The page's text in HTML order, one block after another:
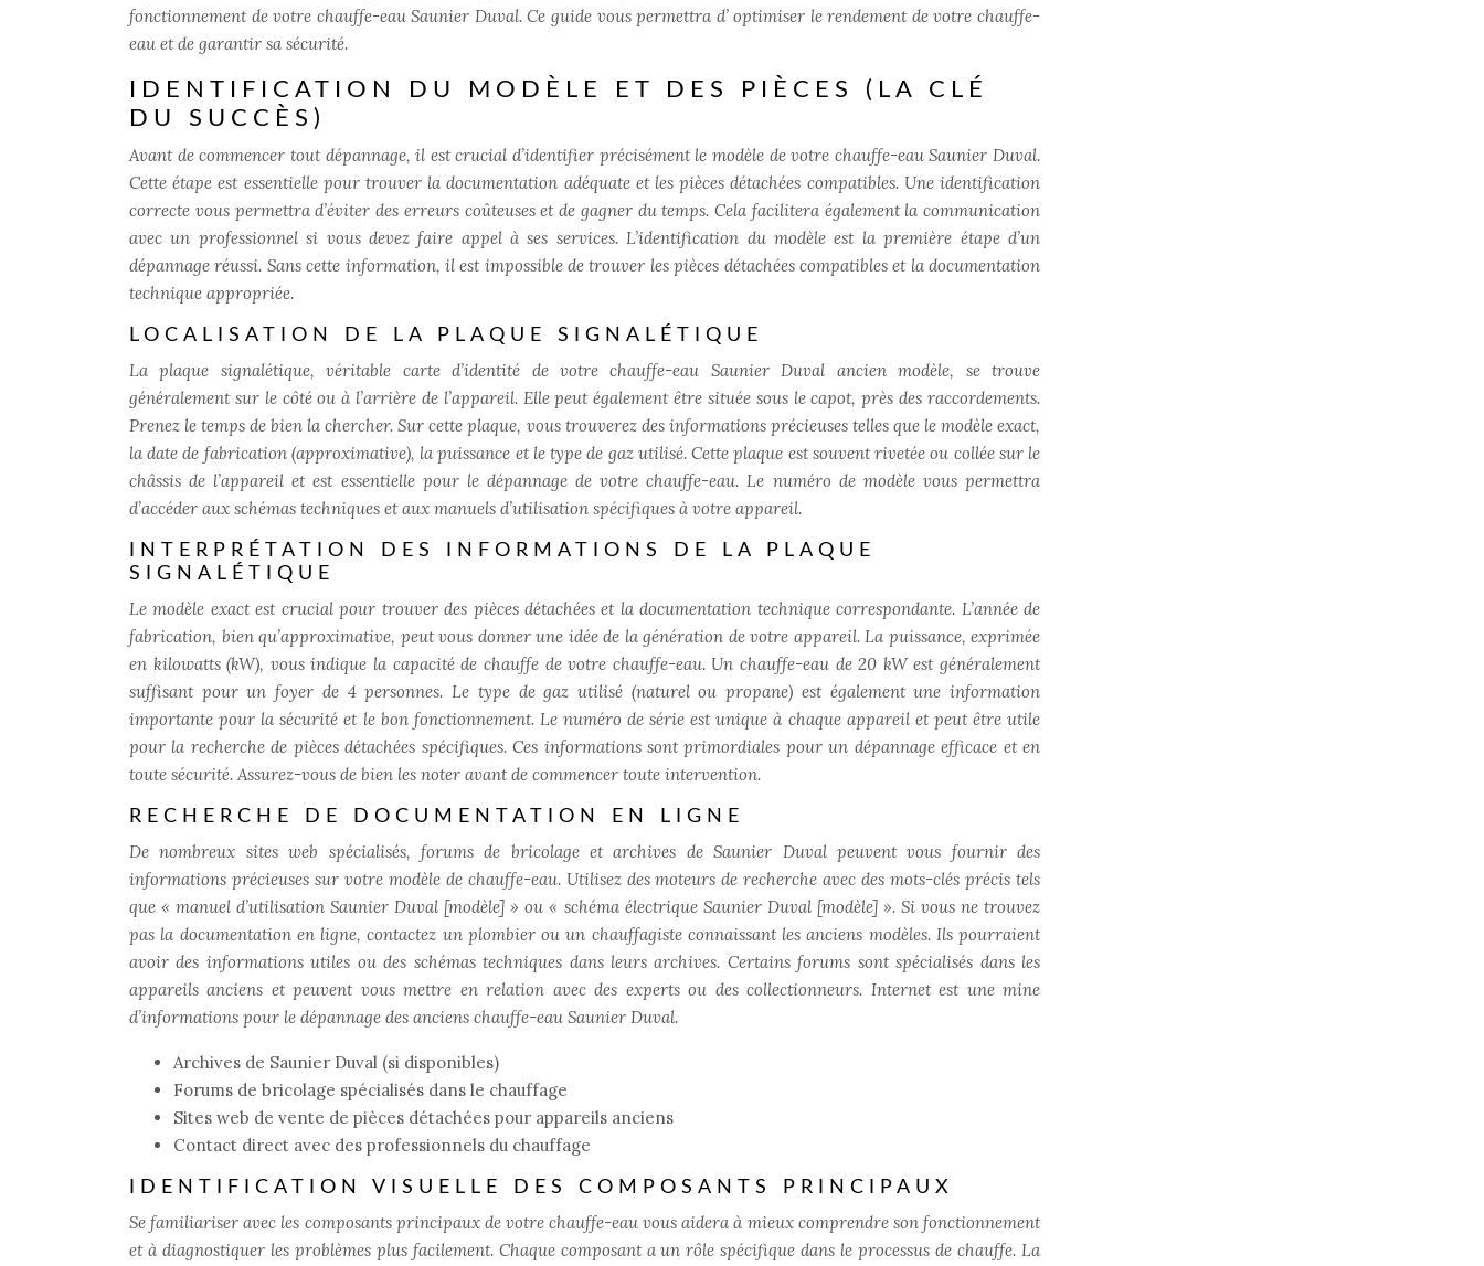
fonctionnement de votre chauffe-eau Saunier Duval. Ce guide vous permettra d’ optimiser le rendement de votre chauffe-
eau et de garantir sa sécurité.
IDENTIFICATION DU MODÈLE ET DES PIÈCES (LA CLÉ
DU SUCCÈS)
Avant de commencer tout dépannage, il est crucial d’identifier précisément le modèle de votre chauffe-eau Saunier Duval.
Cette étape est essentielle pour trouver la documentation adéquate et les pièces détachées compatibles. Une identification
correcte vous permettra d’éviter des erreurs coûteuses et de gagner du temps. Cela facilitera également la communication
avec un professionnel si vous devez faire appel à ses services. L’identification du modèle est la première étape d’un
dépannage réussi. Sans cette information, il est impossible de trouver les pièces détachées compatibles et la documentation
technique appropriée.
LOCALISATION DE LA PLAQUE SIGNALÉTIQUE
La plaque signalétique, véritable carte d’identité de votre chauffe-eau Saunier Duval ancien modèle, se trouve
généralement sur le côté ou à l’arrière de l’appareil. Elle peut également être située sous le capot, près des raccordements.
Prenez le temps de bien la chercher. Sur cette plaque, vous trouverez des informations précieuses telles que le modèle exact,
la date de fabrication (approximative), la puissance et le type de gaz utilisé. Cette plaque est souvent rivetée ou collée sur le
châssis de l’appareil et est essentielle pour le dépannage de votre chauffe-eau. Le numéro de modèle vous permettra
d’accéder aux schémas techniques et aux manuels d’utilisation spécifiques à votre appareil.
INTERPRÉTATION DES INFORMATIONS DE LA PLAQUE
SIGNALÉTIQUE
Le modèle exact est crucial pour trouver des pièces détachées et la documentation technique correspondante. L’année de
fabrication, bien qu’approximative, peut vous donner une idée de la génération de votre appareil. La puissance, exprimée
en kilowatts (kW), vous indique la capacité de chauffe de votre chauffe-eau. Un chauffe-eau de 20 kW est généralement
suffisant pour un foyer de 4 personnes. Le type de gaz utilisé (naturel ou propane) est également une information
importante pour la sécurité et le bon fonctionnement. Le numéro de série est unique à chaque appareil et peut être utile
pour la recherche de pièces détachées spécifiques. Ces informations sont primordiales pour un dépannage efficace et en
toute sécurité. Assurez-vous de bien les noter avant de commencer toute intervention.
RECHERCHE DE DOCUMENTATION EN LIGNE
De nombreux sites web spécialisés, forums de bricolage et archives de Saunier Duval peuvent vous fournir des
informations précieuses sur votre modèle de chauffe-eau. Utilisez des moteurs de recherche avec des mots-clés précis tels
que « manuel d’utilisation Saunier Duval [modèle] » ou « schéma électrique Saunier Duval [modèle] ». Si vous ne trouvez
pas la documentation en ligne, contactez un plombier ou un chauffagiste connaissant les anciens modèles. Ils pourraient
avoir des informations utiles ou des schémas techniques dans leurs archives. Certains forums sont spécialisés dans les
appareils anciens et peuvent vous mettre en relation avec des experts ou des collectionneurs. Internet est une mine
d’informations pour le dépannage des anciens chauffe-eau Saunier Duval.
Archives de Saunier Duval (si disponibles)
Forums de bricolage spécialisés dans le chauffage
Sites web de vente de pièces détachées pour appareils anciens
Contact direct avec des professionnels du chauffage
IDENTIFICATION VISUELLE DES COMPOSANTS PRINCIPAUX
Se familiariser avec les composants principaux de votre chauffe-eau vous aidera à mieux comprendre son fonctionnement
et à diagnostiquer les problèmes plus facilement. Chaque composant a un rôle spécifique dans le processus de chauffe. La